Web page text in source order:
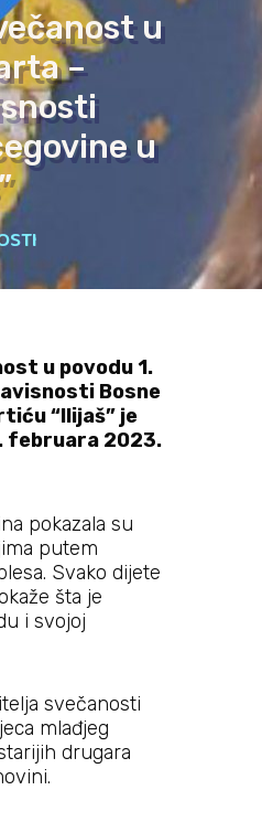
u
–
u
u povodu 1.
Bosne
“Ilijaš” je
februara 2023.
pokazala su
putem
Svako dijete
šta je
i svojoj
svečanosti
mlađjeg
drugara